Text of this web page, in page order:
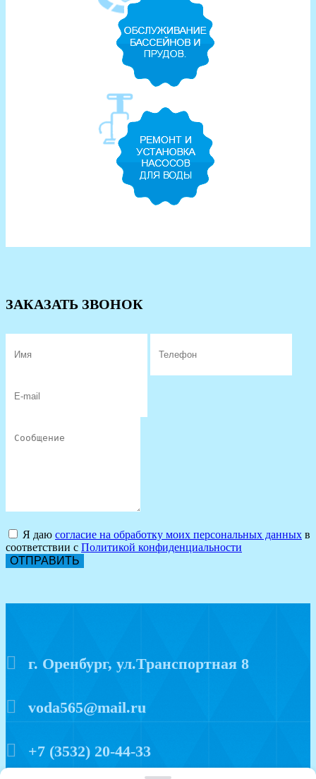
ЗАКАЗАТЬ ЗВОНОК
Я даю согласие на обработку моих персональных данных в
соответствии с Политикой конфиденциальности
ОТПРАВИТЬ
г. Оренбург, ул.Транспортная 8
voda565@mail.ru
+7 (3532) 20-44-33